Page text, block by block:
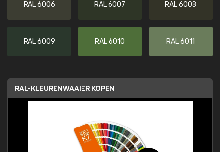
RAL 6006 RAL 6007 RAL 6008
RAL 6009 RAL 6010 RAL 6011
RAL-KLEURENWAAIER KOPEN